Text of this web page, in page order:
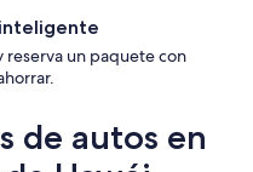
reserva un paquete con
de autos en